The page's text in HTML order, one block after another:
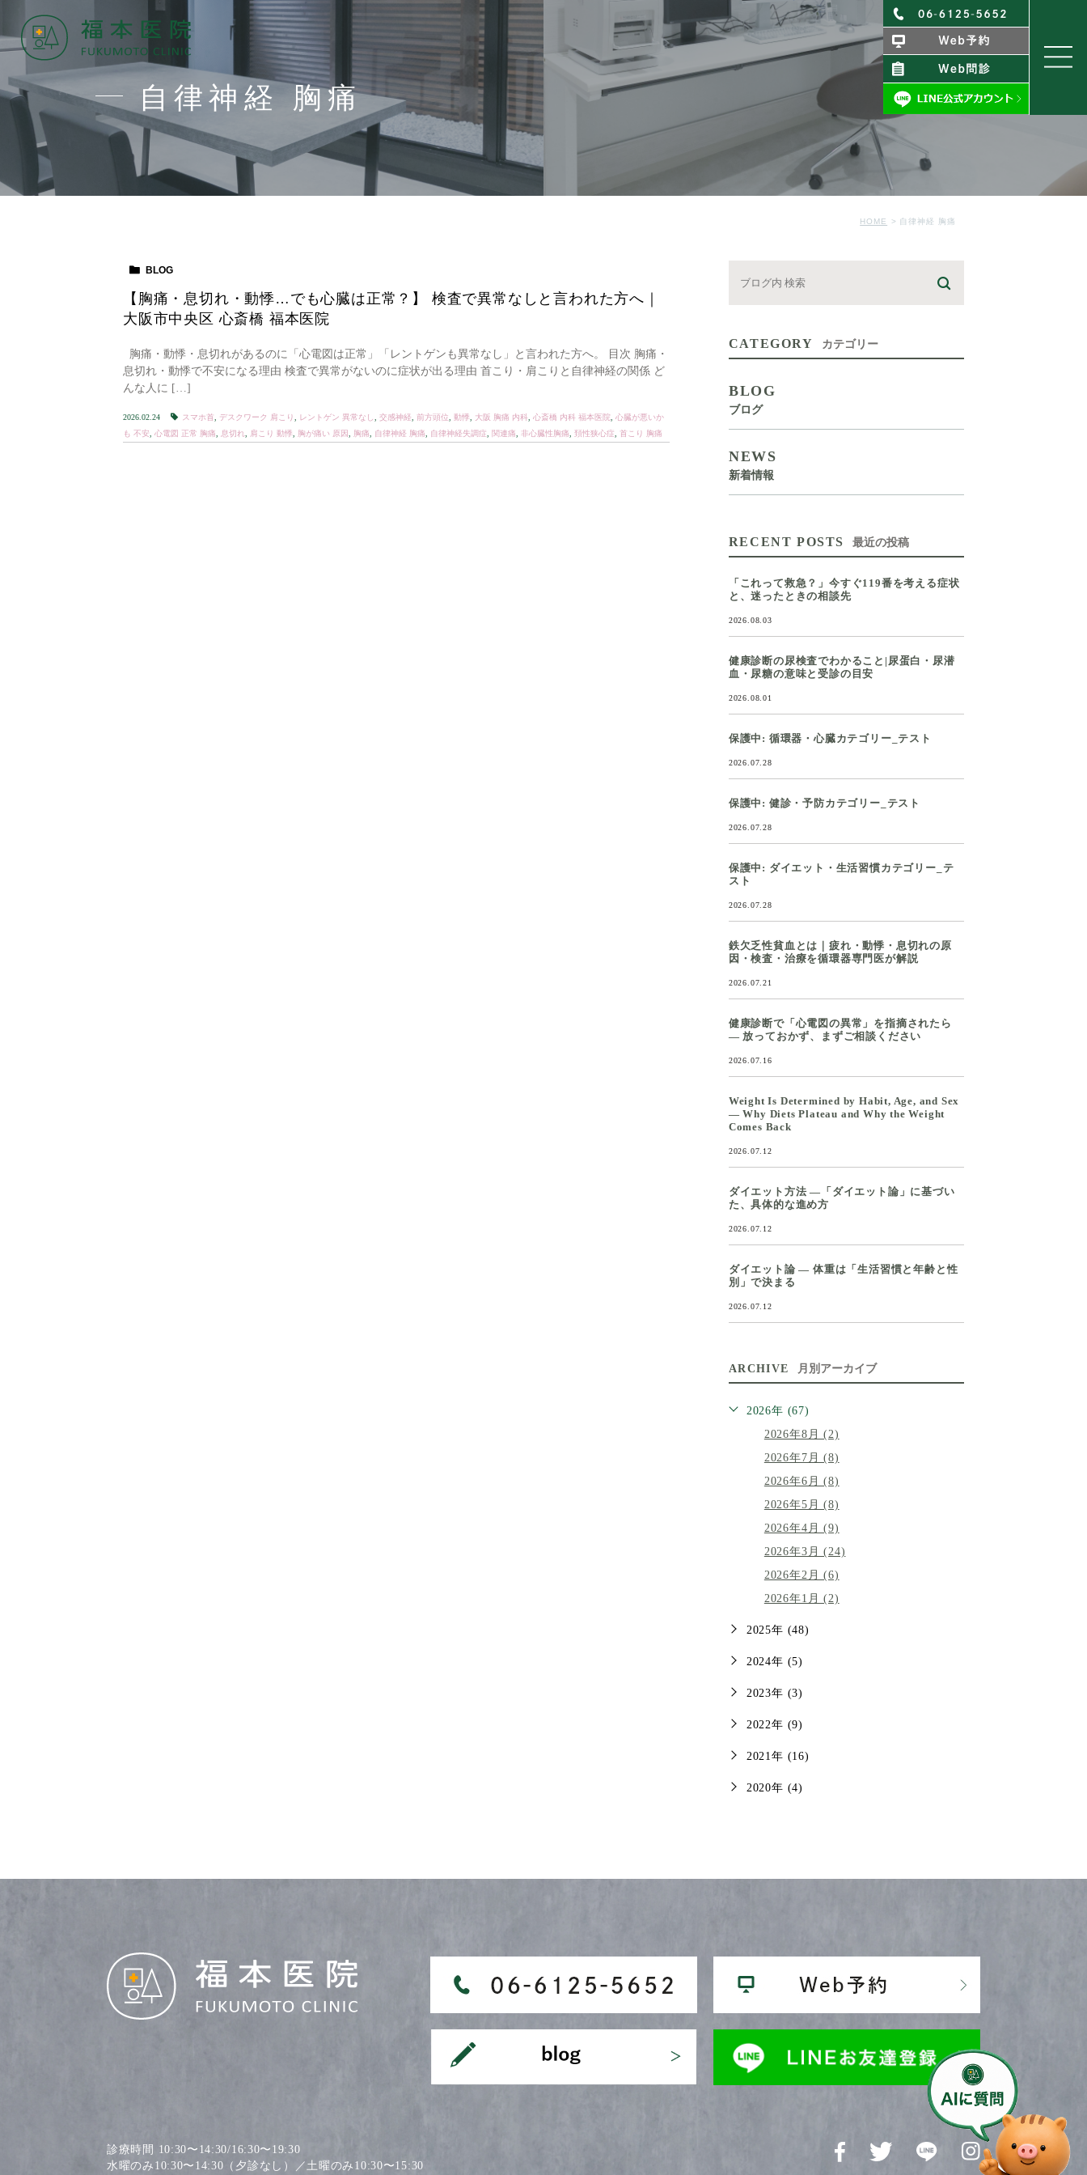
自律神経 胸痛
HOME 自律神経 胸痛
BLOG
【胸痛・息切れ・動悸…でも心臓は正常？】 検査で異常なしと言われた方へ｜
大阪市中央区 心斎橋 福本医院
胸痛・動悸・息切れがあるのに「心電図は正常」「レントゲンも異常なし」と言われた方へ。 目次 胸痛・
息切れ・動悸で不安になる理由 検査で異常がないのに症状が出る理由 首こり・肩こりと自律神経の関係 ど
んな人に […]
2026.02.24 スマホ首 デスクワーク 肩こり レントゲン 異常なし 交感神経 前方頭位 動悸 大阪 胸痛 内科 心斎橋 内科 福本医院 心臓が悪いか
も 不安
心電図 正常 胸痛 息切れ 肩こり 動悸 胸が痛い 原因 胸痛 自律神経 胸痛 自律神経失調症 関連痛 非心臓性胸痛 頚性狭心症 首こり 胸痛
CATEGORY カテゴリー
BLOG
ブログ
NEWS
新着情報
RECENT POSTS 最近の投稿
「これって救急？」今すぐ119番を考える症状
と、迷ったときの相談先
2026.08.03
健康診断の尿検査でわかること|尿蛋白・尿潜
血・尿糖の意味と受診の目安
2026.08.01
保護中: 循環器・心臓カテゴリー_テスト
2026.07.28
保護中: 健診・予防カテゴリー_テスト
2026.07.28
保護中: ダイエット・生活習慣カテゴリー_テ
スト
2026.07.28
鉄欠乏性貧血とは｜疲れ・動悸・息切れの原
因・検査・治療を循環器専門医が解説
2026.07.21
健康診断で「心電図の異常」を指摘されたら
― 放っておかず、まずご相談ください
2026.07.16
Weight Is Determined by Habit, Age, and Sex
— Why Diets Plateau and Why the Weight
Comes Back
2026.07.12
ダイエット方法 ―「ダイエット論」に基づい
た、具体的な進め方
2026.07.12
ダイエット論 ― 体重は「生活習慣と年齢と性
別」で決まる
2026.07.12
ARCHIVE 月別アーカイブ
2026年 (67)
2026年8月 (2)
2026年7月 (8)
2026年6月 (8)
2026年5月 (8)
2026年4月 (9)
2026年3月 (24)
2026年2月 (6)
2026年1月 (2)
2025年 (48)
2024年 (5)
2023年 (3)
2022年 (9)
2021年 (16)
2020年 (4)
診療時間 10:30〜14:30/16:30〜19:30
水曜のみ10:30〜14:30（夕診なし）／土曜のみ10:30〜15:30